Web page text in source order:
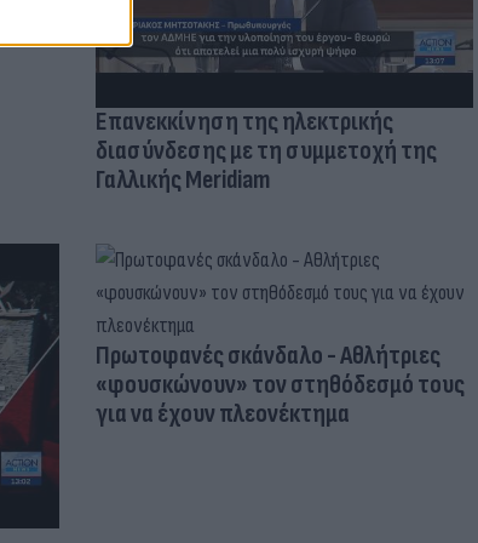
Επανεκκίνηση της ηλεκτρικής
διασύνδεσης με τη συμμετοχή της
Γαλλικής Meridiam
Πρωτοφανές σκάνδαλο - Aθλήτριες
«φουσκώνουν» τον στηθόδεσμό τους
για να έχουν πλεονέκτημα